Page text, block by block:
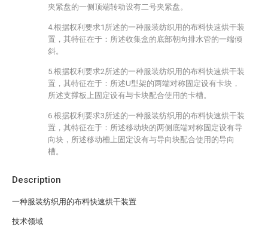
Description
一种服装纺织用的布料快速烘干装置
技术领域
夹紧盘的一侧顶端转动设有二号夹紧盘。
4.根据权利要求1所述的一种服装纺织用的布料快速烘干装
置，其特征在于：所述收集盒的底部朝向排水管的一端倾
斜。
5.根据权利要求2所述的一种服装纺织用的布料快速烘干装
置，其特征在于：所述U型架的两端对称固定设有卡块，
所述支撑板上固定设有与卡块配合使用的卡槽。
6.根据权利要求3所述的一种服装纺织用的布料快速烘干装
置，其特征在于：所述移动块的两侧底端对称固定设有导
向块，所述移动槽上固定设有与导向块配合使用的导向
槽。